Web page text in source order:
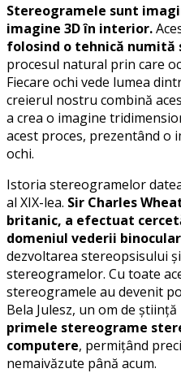
Stereogramele sunt
imagine 3D în interior.
folosind o tehnică numită
procesul natural prin care
Fiecare ochi vede lumea
creierul nostru combină
a crea o imagine
acest proces, prezentând o
ochi.
Istoria stereogramelor
al XIX-lea. Sir Charles
britanic, a efectuat
domeniul vederii
dezvoltarea stereopsisului
stereogramelor. Cu toate
stereogramele au devenit
Bela Julesz, un om de
primele stereograme
computere, permițând
nemaivăzute până acum.